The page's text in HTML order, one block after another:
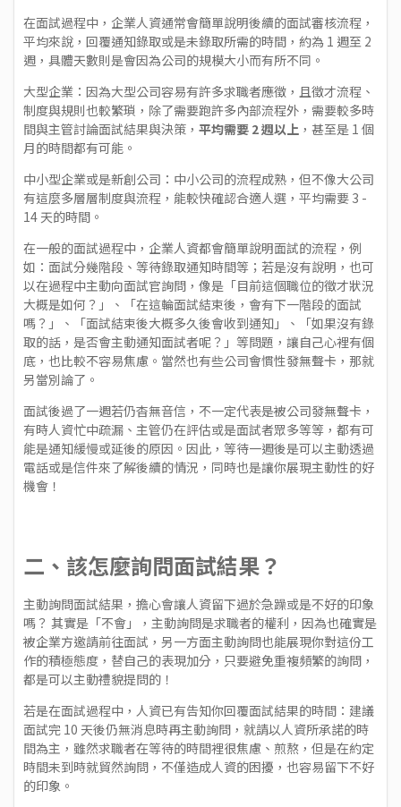
在面試過程中，企業人資通常會簡單說明後續的面試審核流程，
平均來說，回覆通知錄取或是未錄取所需的時間，約為 1 週至 2
週，具體天數則是會因為公司的規模大小而有所不同。
大型企業：因為大型公司容易有許多求職者應徵，且徵才流程、
制度與規則也較繁瑣，除了需要跑許多內部流程外，需要較多時
間與主管討論面試結果與決策， 平均需要 2 週以上 ，甚至是 1 個
月的時間都有可能。
中小型企業或是新創公司：中小公司的流程成熟，但不像大公司
有這麼多層層制度與流程，能較快確認合適人選，平均需要 3 -
14 天的時間。
在一般的面試過程中，企業人資都會簡單說明面試的流程，例
如：面試分幾階段、等待錄取通知時間等；若是沒有說明，也可
以在過程中主動向面試官詢問，像是「目前這個職位的徵才狀況
大概是如何？」、「在這輪面試結束後，會有下一階段的面試
嗎？」、「面試結束後大概多久後會收到通知」、「如果沒有錄
取的話，是否會主動通知面試者呢？」等問題，讓自己心裡有個
底，也比較不容易焦慮。當然也有些公司會慣性發無聲卡，那就
另當別論了。
面試後過了一週若仍杳無音信，不一定代表是被公司發無聲卡，
有時人資忙中疏漏、主管仍在評估或是面試者眾多等等，都有可
能是通知緩慢或延後的原因。因此，等待一週後是可以主動透過
電話或是信件來了解後續的情況，同時也是讓你展現主動性的好
機會！
二、該怎麼詢問面試結果？
主動詢問面試結果，擔心會讓人資留下過於急躁或是不好的印象
嗎？ 其實是「不會」，主動詢問是求職者的權利，因為也確實是
被企業方邀請前往面試，另一方面主動詢問也能展現你對這份工
作的積極態度，替自己的表現加分，只要避免重複頻繁的詢問，
都是可以主動禮貌提問的！
若是在面試過程中，人資已有告知你回覆面試結果的時間：建議
面試完 10 天後仍無消息時再主動詢問，就請以人資所承諾的時
間為主，雖然求職者在等待的時間裡很焦慮、煎熬，但是在約定
時間未到時就貿然詢問，不僅造成人資的困擾，也容易留下不好
的印象。